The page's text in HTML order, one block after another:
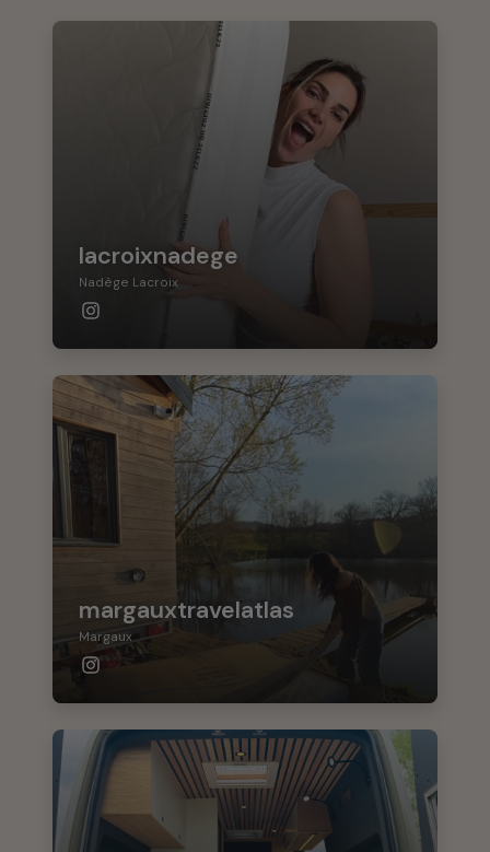
lacroixnadege
Nadège Lacroix
margauxtravelatlas
Margaux